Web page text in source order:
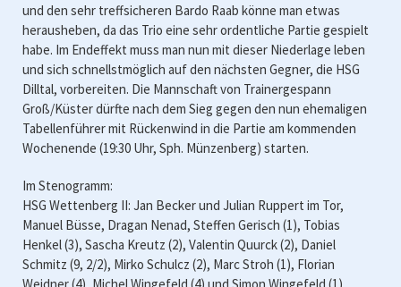
und den sehr treffsicheren Bardo Raab könne man etwas
herausheben, da das Trio eine sehr ordentliche Partie gespielt
habe. Im Endeffekt muss man nun mit dieser Niederlage leben
und sich schnellstmöglich auf den nächsten Gegner, die HSG
Dilltal, vorbereiten. Die Mannschaft von Trainergespann
Groß/Küster dürfte nach dem Sieg gegen den nun ehemaligen
Tabellenführer mit Rückenwind in die Partie am kommenden
Wochenende (19:30 Uhr, Sph. Münzenberg) starten.
Im Stenogramm:
HSG Wettenberg II: Jan Becker und Julian Ruppert im Tor,
Manuel Büsse, Dragan Nenad, Steffen Gerisch (1), Tobias
Henkel (3), Sascha Kreutz (2), Valentin Quurck (2), Daniel
Schmitz (9, 2/2), Mirko Schulcz (2), Marc Stroh (1), Florian